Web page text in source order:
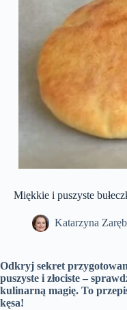
Miękkie i puszyste
Katarzyna
Odkryj sekret
puszyste i złociste –
kulinarną magię. To
kęsa!